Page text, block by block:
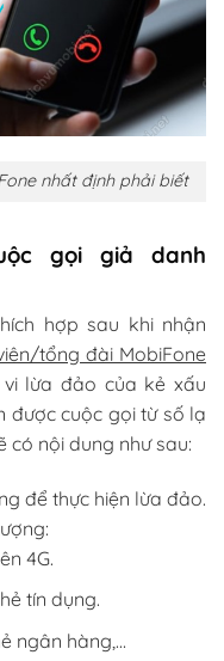
nhất định phải biết
gọi giả danh
hợp sau khi nhận
tổng đài MobiFone
lừa đảo của kẻ xấu
được cuộc gọi từ số lạ
có nội dung như sau:
để thực hiện lừa đảo.
4G.
tín dụng.
ngân hàng,…